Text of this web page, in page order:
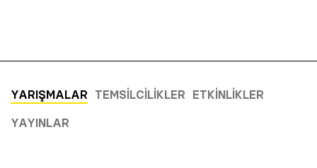
YARIŞMALAR TEMSILCILIKLER ETKINLIKLER
YAYINLAR